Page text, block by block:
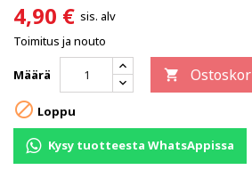
4,90 € sis. alv
Toimitus ja nouto
Määrä 
 Loppu
Kysy tuotteesta WhatsAppissa